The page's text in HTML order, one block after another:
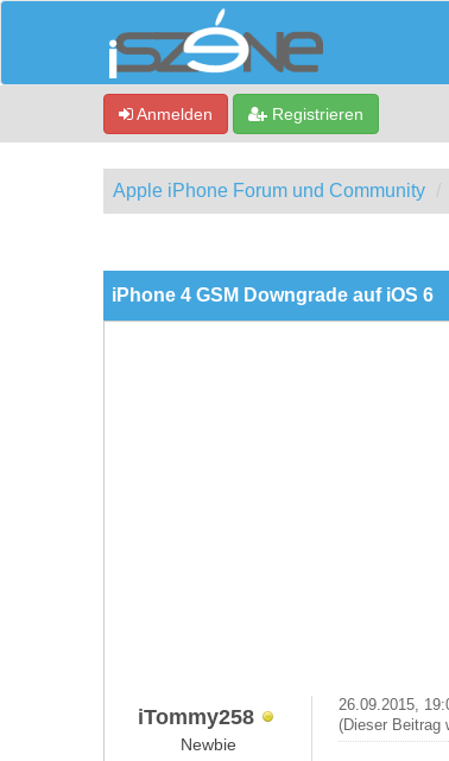
Anmelden Registrieren
Apple iPhone Forum und Community
iPhone 4 GSM Downgrade auf iOS 6
iTommy258
Newbie
26.09.2015,
(Dieser Beitrag